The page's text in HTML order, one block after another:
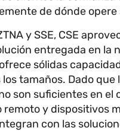
de dónde opere
y SSE, CSE
entregada en la
sólidas
tamaños. Dado que
son suficientes en el
y dispositivos
con las